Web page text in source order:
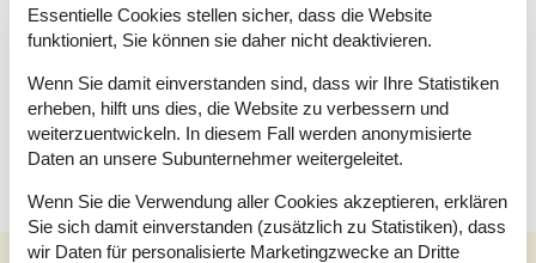
Diese Ferienunterkunft liegt außerdem nur 975 Meter vom
Wasser entfernt, sodass Sie Strandleben und Wassersport in
mit Wandern, Radfahren oder Entspannung am Strand suchen –
dieses Ferienhaus im Jakob Bondes Vej 9 B bietet den
perfekten Ausgangspunkt für Ihren Aufenthalt.
Essentielle Cookies stellen sicher, dass die Website
funktioniert, Sie können sie daher nicht deaktivieren.
Wenn Sie damit einverstanden sind, dass wir Ihre Statistiken
erheben, hilft uns dies, die Website zu verbessern und
weiterzuentwickeln. In diesem Fall werden anonymisierte
Daten an unsere Subunternehmer weitergeleitet.
Wenn Sie die Verwendung aller Cookies akzeptieren, erklären
Sie sich damit einverstanden (zusätzlich zu Statistiken), dass
wir Daten für personalisierte Marketingzwecke an Dritte